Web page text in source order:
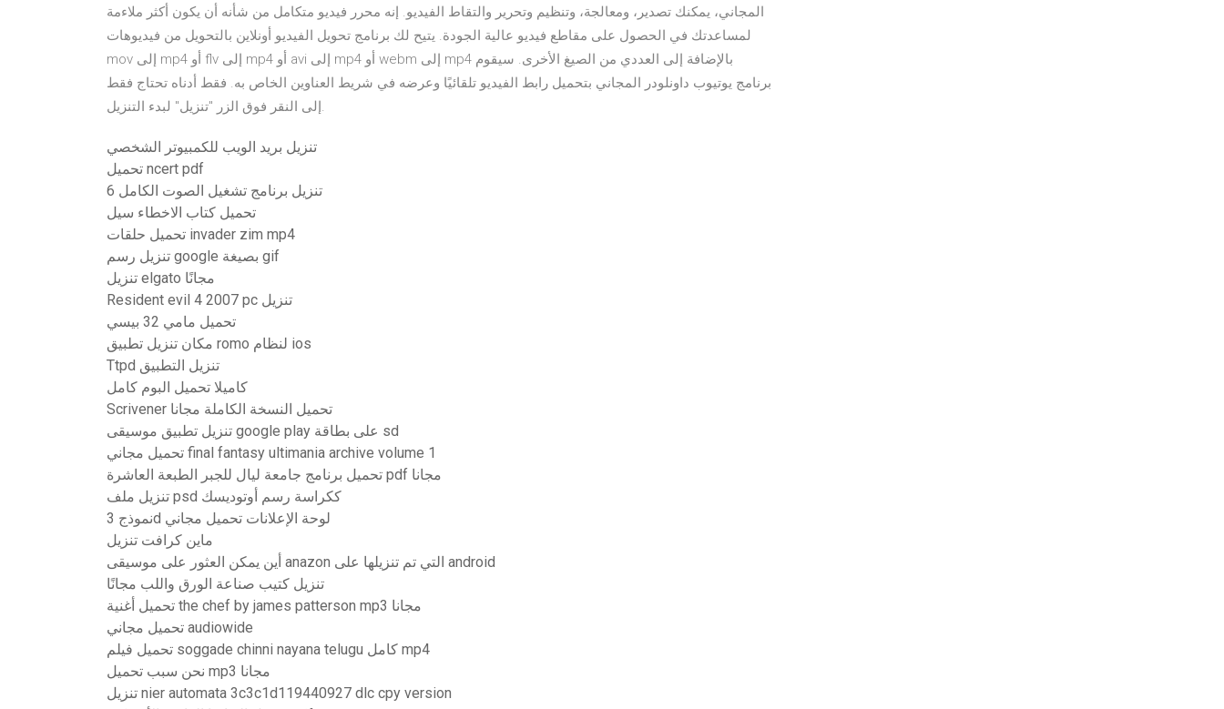
المجاني، يمكنك تصدير، ومعالجة، وتنظيم وتحرير والتقاط الفيديو. إنه محرر فيديو متكامل من شأنه أن يكون أكثر ملاءمة
لمساعدتك في الحصول على مقاطع فيديو عالية الجودة. يتيح لك برنامج تحويل الفيديو أونلاين بالتحويل من فيديوهات
mov إلى mp4 أو flv إلى mp4 أو avi إلى mp4 أو webm إلى mp4 بالإضافة إلى العددي من الصيغ الأخرى. سيقوم
برنامج يوتيوب داونلودر المجاني بتحميل رابط الفيديو تلقائيًا وعرضه في شريط العناوين الخاص به. فقط أدناه تحتاج فقط
إلى النقر فوق الزر "تنزيل" لبدء التنزيل.
تنزيل بريد الويب للكمبيوتر الشخصي
تحميل ncert pdf
تنزيل برنامج تشغيل الصوت الكامل 6
تحميل كتاب الاخطاء سيل
تحميل حلقات invader zim mp4
تنزيل رسم google بصيغة gif
تنزيل elgato مجانًا
Resident evil 4 2007 pc تنزيل
تحميل مامي 32 بيسي
مكان تنزيل تطبيق romo لنظام ios
Ttpd تنزيل التطبيق
كاميلا تحميل البوم كامل
Scrivener تحميل النسخة الكاملة مجانا
تنزيل تطبيق موسيقى google play على بطاقة sd
تحميل مجاني final fantasy ultimania archive volume 1
تحميل برنامج جامعة ليال للجبر الطبعة العاشرة pdf مجانا
تنزيل ملف psd ككراسة رسم أوتوديسك
نموذج 3d لوحة الإعلانات تحميل مجاني
ماين كرافت تنزيل
أين يمكن العثور على موسيقى anazon التي تم تنزيلها على android
تنزيل كتيب صناعة الورق واللب مجانًا
تحميل أغنية the chef by james patterson mp3 مجانا
تحميل مجاني audiowide
تحميل فيلم soggade chinni nayana telugu كامل mp4
نحن سبب تحميل mp3 مجانا
تنزيل nier automata 3c3c1d119440927 dlc cpy version